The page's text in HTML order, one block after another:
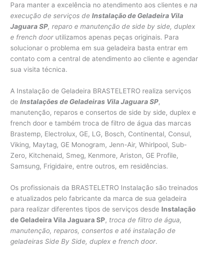
Para manter a excelência no atendimento aos clientes ena
execução de serviços deInstalação de Geladeira Vila
Jaguara SP, reparo e manutenção de side by side, duplex
e french door utilizamos apenas peças originais. Para
solucionar o problema em sua geladeira basta entrar em
contato com a central de atendimento ao cliente e agendar
sua visita técnica.
A Instalação de Geladeira BRASTELETRO realiza serviços
deInstalações de Geladeiras Vila Jaguara SP,
manutenção, reparos e consertos de side by side, duplex e
french door e também troca de filtro de água das marcas
Brastemp, Electrolux, GE, LG, Bosch, Continental, Consul,
Viking, Maytag, GE Monogram, Jenn-Air, Whirlpool, Sub-
Zero, Kitchenaid, Smeg, Kenmore, Ariston, GE Profile,
Samsung, Frigidaire, entre outros, em residências.
Os profissionais da BRASTELETRO Instalação são treinados
e atualizados pelo fabricante da marca de sua geladeira
para realizar diferentes tipos de serviços desde Instalação
de Geladeira Vila Jaguara SP, troca de filtro de água,
manutenção, reparos, consertos e até instalação de
geladeiras Side By Side, duplex e french door.